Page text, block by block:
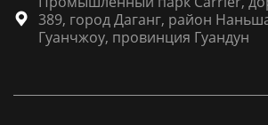

389, город Даганг, район
Гуанчжоу, провинция Гуандун